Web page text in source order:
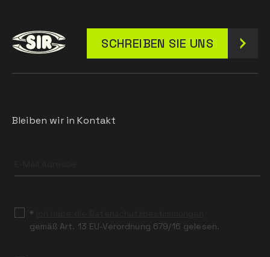
SCHREIBEN SIE UNS
Bleiben wir in Kontakt
field
*
gemäß Art. 13 EU-Verordnung 679/16 gelesen.